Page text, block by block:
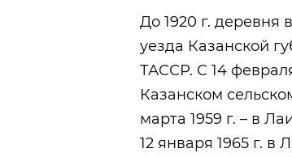
До 1920 г. деревня
уезда Казанской
ТАССР. С 14 февраля
Казанском
марта 1959 г. – в
12 января 1965 г. в